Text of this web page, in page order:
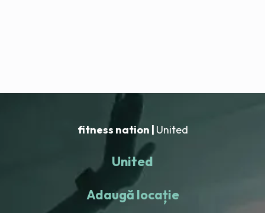
fitness nation | United
United
Adaugă locație